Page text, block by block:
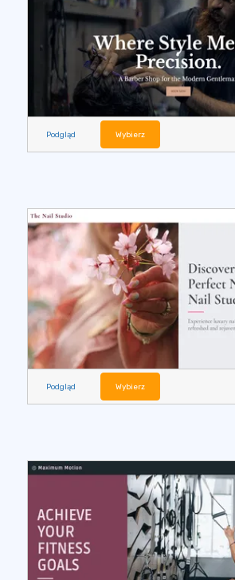
Podgląd Wybierz
Podgląd Wybierz